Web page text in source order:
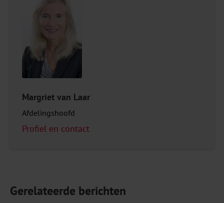
Margriet van Laar
Afdelingshoofd
Profiel en contact
Gerelateerde berichten